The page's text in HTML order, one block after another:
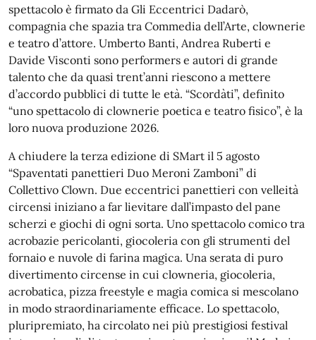
spettacolo è firmato da Gli Eccentrici Dadarò,
compagnia che spazia tra Commedia dell’Arte, clownerie
e teatro d’attore. Umberto Banti, Andrea Ruberti e
Davide Visconti sono performers e autori di grande
talento che da quasi trent’anni riescono a mettere
d’accordo pubblici di tutte le età. “Scordàti”, definito
“uno spettacolo di clownerie poetica e teatro fisico”, è la
loro nuova produzione 2026.
A chiudere la terza edizione di SMart il 5 agosto
“Spaventati panettieri Duo Meroni Zamboni” di
Collettivo Clown. Due eccentrici panettieri con velleità
circensi iniziano a far lievitare dall’impasto del pane
scherzi e giochi di ogni sorta. Uno spettacolo comico tra
acrobazie pericolanti, giocoleria con gli strumenti del
fornaio e nuvole di farina magica. Una serata di puro
divertimento circense in cui clowneria, giocoleria,
acrobatica, pizza freestyle e magia comica si mescolano
in modo straordinariamente efficace. Lo spettacolo,
pluripremiato, ha circolato nei più prestigiosi festival